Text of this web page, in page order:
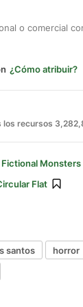
o comercial
¿Cómo atribuir?
los recursos
Fictional Monsters
Flat
santos horror